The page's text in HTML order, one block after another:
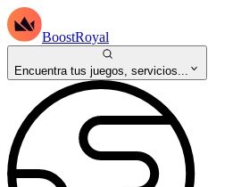
BoostRoyal
Encuentra tus juegos, servicios...